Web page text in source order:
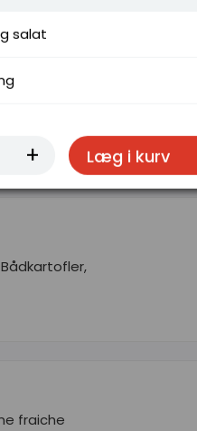
dressing
fraiche
salat
+ Læg i kurv